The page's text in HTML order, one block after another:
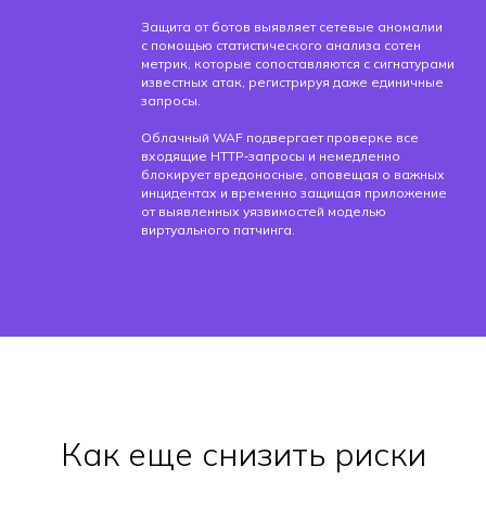
Защита от ботов выявляет сетевые аномалии
с помощью статистического анализа сотен
метрик, которые сопоставляются с сигнатурами
известных атак, регистрируя даже единичные
запросы.
Облачный WAF подвергает проверке все
входящие HTTP‑запросы и немедленно
блокирует вредоносные, оповещая о важных
инцидентах и временно защищая приложение
от выявленных уязвимостей моделью
виртуального патчинга.
Как еще снизить риски